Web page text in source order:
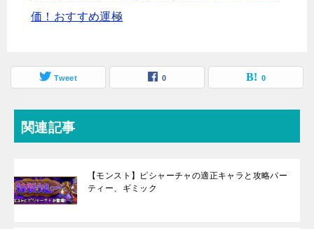
価！おすすめ運極
Tweet 0 0
関連記事
【モンスト】ピシャーチャの適正キャラと攻略パー
ティー、ギミック